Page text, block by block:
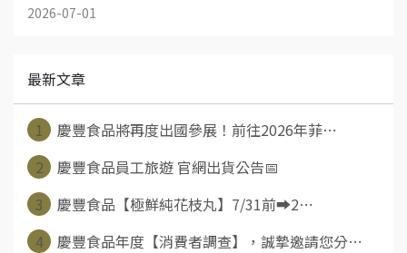
2026-07-01
最新文章
1
慶豐食品將再度出國參展！前往2026年菲⋯
2
慶豐食品員工旅遊 官網出貨公告📅
3
慶豐食品【極鮮純花枝丸】7/31前➡️2⋯
4
慶豐食品年度【消費者調查】，誠摯邀請您分⋯